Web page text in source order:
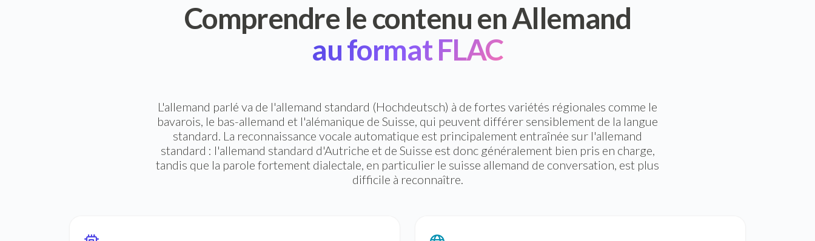
Comprendre le contenu en Allemand
au format FLAC
L'allemand parlé va de l'allemand standard (Hochdeutsch) à de fortes variétés régionales comme le
bavarois, le bas-allemand et l'alémanique de Suisse, qui peuvent différer sensiblement de la langue
standard. La reconnaissance vocale automatique est principalement entraînée sur l'allemand
standard : l'allemand standard d'Autriche et de Suisse est donc généralement bien pris en charge,
tandis que la parole fortement dialectale, en particulier le suisse allemand de conversation, est plus
difficile à reconnaître.